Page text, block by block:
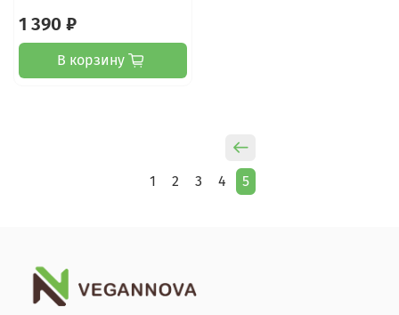
1 390 ₽
В корзину
1 2 3 4 5